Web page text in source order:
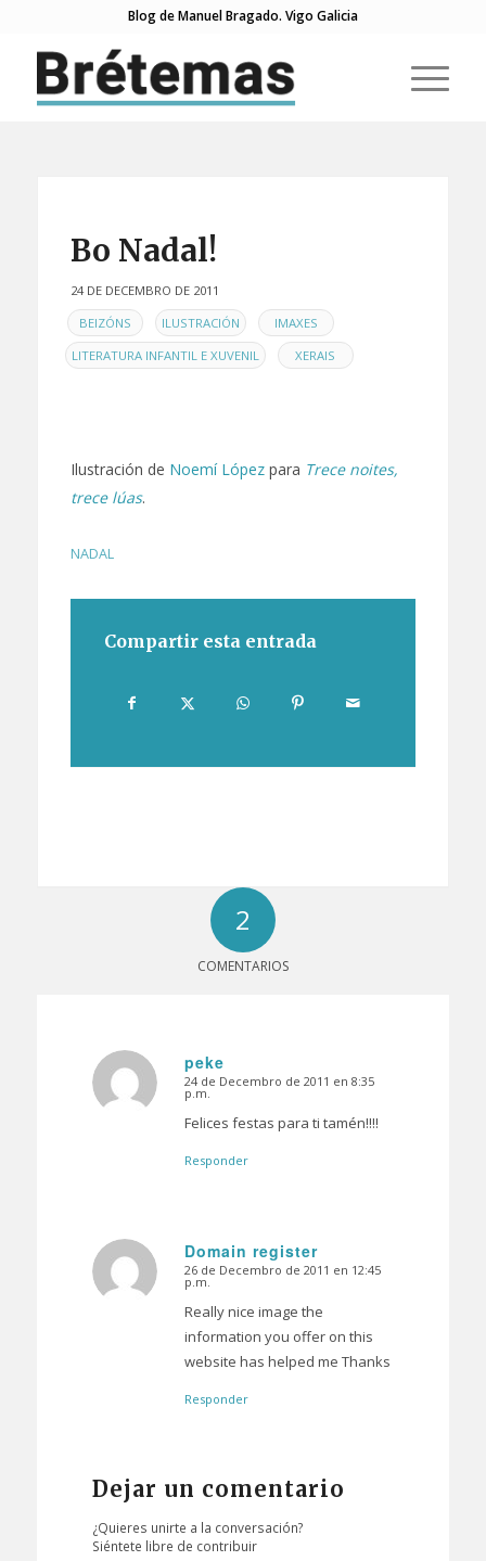
Blog de Manuel Bragado. Vigo Galicia
Bo Nadal!
24 DE DECEMBRO DE 2011
EN
BEIZÓNS , ILUSTRACIÓN , IMAXES ,
LITERATURA INFANTIL E XUVENIL , XERAIS
Ilustración de Noemí Lópezpara Trece noites,
trece lúas.
NADAL
Compartir esta entrada
2
COMENTARIOS
peke
Dice:
24 de Decembro de 2011 en 8:35
p.m.
Felices festas para ti tamén!!!!
Responder
Domain register
Dice:
26 de Decembro de 2011 en 12:45
p.m.
Really nice image the
information you offer on this
website has helped me Thanks
Responder
Dejar un comentario
¿Quieres unirte a la conversación?
Siéntete libre de contribuir